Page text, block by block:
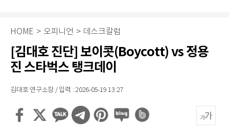
HOME > 오피니언 > 데스크칼럼
[김대호 진단] 보이콧(Boycott) vs 정용
진 스타벅스 탱크데이
김대호 연구소장 / 입력 : 2026-05-19 13:27